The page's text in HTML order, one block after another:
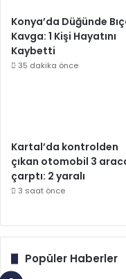
Konya’da Düğünde
Kavga: 1 Kişi Hayatını
Kaybetti
35 dakika önce
Kartal’da kontrolden
çıkan otomobil 3
çarptı: 2 yaralı
3 saat önce
Popüler Haberler